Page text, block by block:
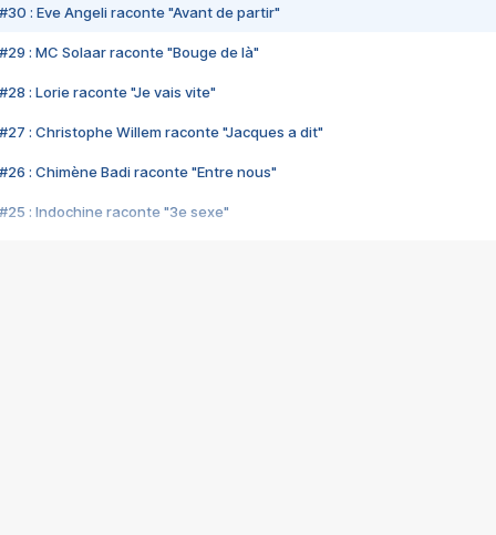
#30 : Eve Angeli raconte "Avant de partir"
#29 : MC Solaar raconte "Bouge de là"
#28 : Lorie raconte "Je vais vite"
#27 : Christophe Willem raconte "Jacques a dit"
#26 : Chimène Badi raconte "Entre nous"
#25 : Indochine raconte "3e sexe"